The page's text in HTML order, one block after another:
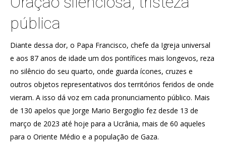
pública
Diante dessa dor, o Papa Francisco, chefe da Igreja universal
e aos 87 anos de idade um dos pontífices mais longevos, reza
no silêncio do seu quarto, onde guarda ícones, cruzes e
outros objetos representativos dos territórios feridos de onde
vieram. A isso dá voz em cada pronunciamento público. Mais
de 130 apelos que Jorge Mario Bergoglio fez desde 13 de
março de 2023 até hoje para a Ucrânia, mais de 60 aqueles
para o Oriente Médio e a população de Gaza.